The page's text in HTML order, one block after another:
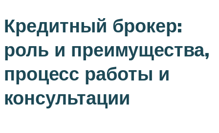
Кредитный брокер:
роль и преимущества,
процесс работы и
консультации